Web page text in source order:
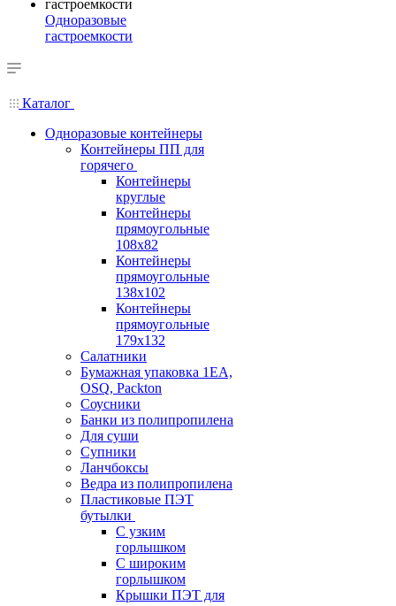
Одноразовые
гастроемкости
Каталог
Одноразовые контейнеры
Контейнеры ПП для
горячего
Контейнеры
круглые
Контейнеры
прямоугольные
108х82
Контейнеры
прямоугольные
138х102
Контейнеры
прямоугольные
179х132
Салатники
Бумажная упаковка 1ЕА,
OSQ, Packton
Соусники
Банки из полипропилена
Для суши
Супники
Ланчбоксы
Ведра из полипропилена
Пластиковые ПЭТ
бутылки
С узким
горлышком
С широким
горлышком
Крышки ПЭТ для